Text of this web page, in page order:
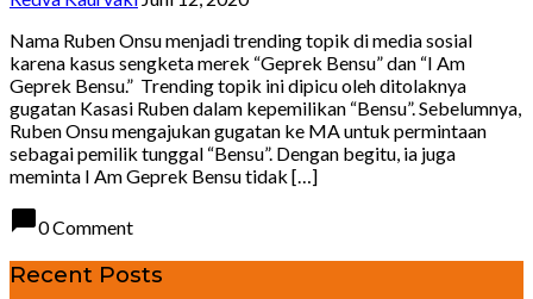
Nama Ruben Onsu menjadi trending topik di media sosial
karena kasus sengketa merek “Geprek Bensu” dan “I Am
Geprek Bensu.” Trending topik ini dipicu oleh ditolaknya
gugatan Kasasi Ruben dalam kepemilikan “Bensu”. Sebelumnya,
Ruben Onsu mengajukan gugatan ke MA untuk permintaan
sebagai pemilik tunggal “Bensu”. Dengan begitu, ia juga
meminta I Am Geprek Bensu tidak […]
chat_bubble0 Comment
Recent Posts